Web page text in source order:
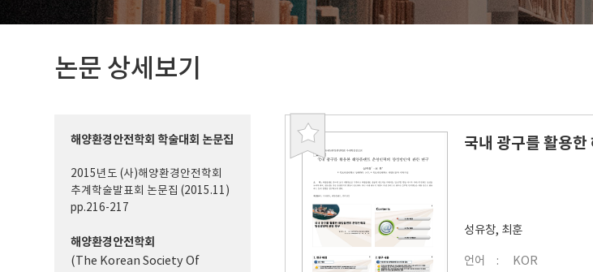
논문 상세보기
북
마
국내 광구를 활용
성유창, 최훈
언어
KOR
해양환경안전학회 학술대회 논문집
2015년도 (사)해양환경안전학회
추계학술발표회 논문집 (2015.11)
pp.216-217
해양환경안전학회
(The Korean Society Of